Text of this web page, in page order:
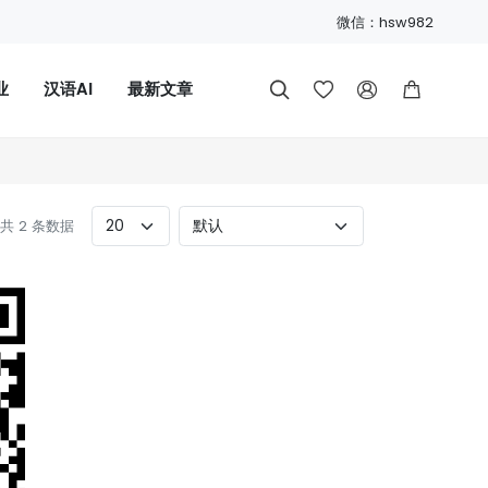
微信：hsw982
汉语AI 最新文章    
2 条数据